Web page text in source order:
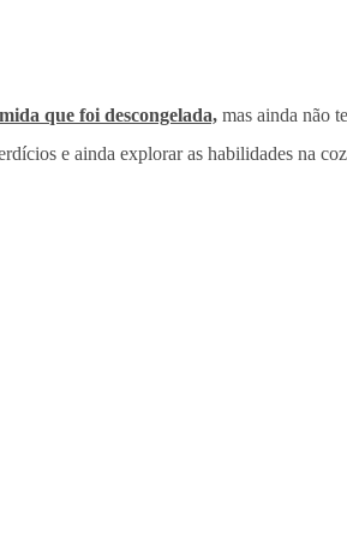
que foi descongelada, mas ainda não
e ainda explorar as habilidades na